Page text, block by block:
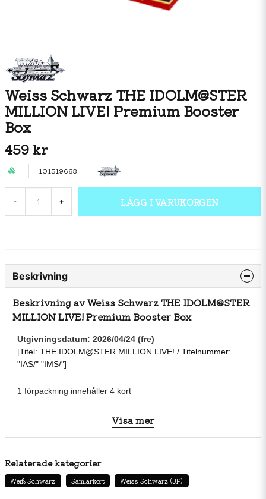
Weiss Schwarz THE IDOLM@STER
MILLION LIVE! Premium Booster
Box
459 kr
101519663
- + LÄGG I VARUKORGEN
Beskrivning
Beskrivning av Weiss Schwarz THE IDOLM@STER
MILLION LIVE! Premium Booster Box
Utgivningsdatum: 2026/04/24 (fre)
[Titel: THE IDOLM@STER MILLION LIVE! / Titelnummer:
"IAS/" "IMS/"]
1 förpackning innehåller 4 kort
1 låda innehåller 6 förpackningar
Antal korttyper (planerade): 66 vanliga typer + parallella kort
Visa mer
Relaterade kategorier
Weiß Schwarz Samlarkort Weiss Schwarz (JP)